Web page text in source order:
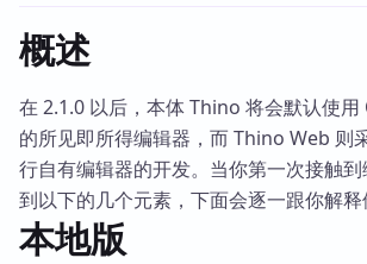
概述
在 2.1.0 以后，本体 Thino 将会默认使
的所见即所得编辑器，而 Thino Web 则
行自有编辑器的开发。当你第一次接触
到以下的几个元素，下面会逐一跟你解释
本地版